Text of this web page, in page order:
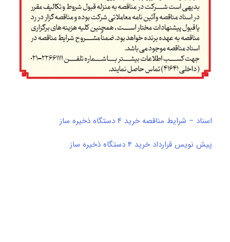
اسناد – شرایط مناقصه خرید 4 دستگاه ذخیره ساز
پیش نویس قرارداد خرید 4 دستگاه ذخیره ساز